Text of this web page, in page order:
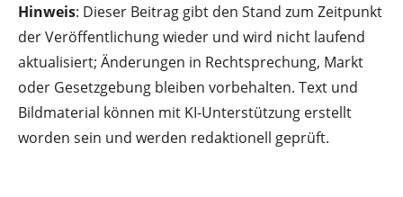
Hinweis: Dieser Beitrag gibt den Stand zum Zeitpunkt
der Veröffentlichung wieder und wird nicht laufend
aktualisiert; Änderungen in Rechtsprechung, Markt
oder Gesetzgebung bleiben vorbehalten. Text und
Bildmaterial können mit KI-Unterstützung erstellt
worden sein und werden redaktionell geprüft.